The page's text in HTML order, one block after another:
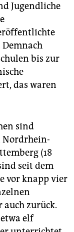
Jugendliche
bis zur
das waren
sind
Nordrhein-
(18
seit dem
vor knapp vier
auch zurück.
elf